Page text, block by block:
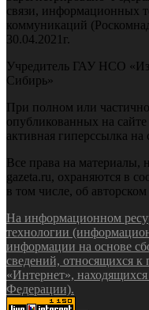
связи, информационных
коммуникаций
30.04.2021г.
Учредитель ГАУ НСО
Сибирь»
При полном или
опубликованных на сайте
активная гиперссылка на
Все права на материалы,
gazeta.ru, охраняются в
в том числе, об
На информационном
технологии
информации на основе
сведений, относящихся к
«Интернет»,
Федерации).